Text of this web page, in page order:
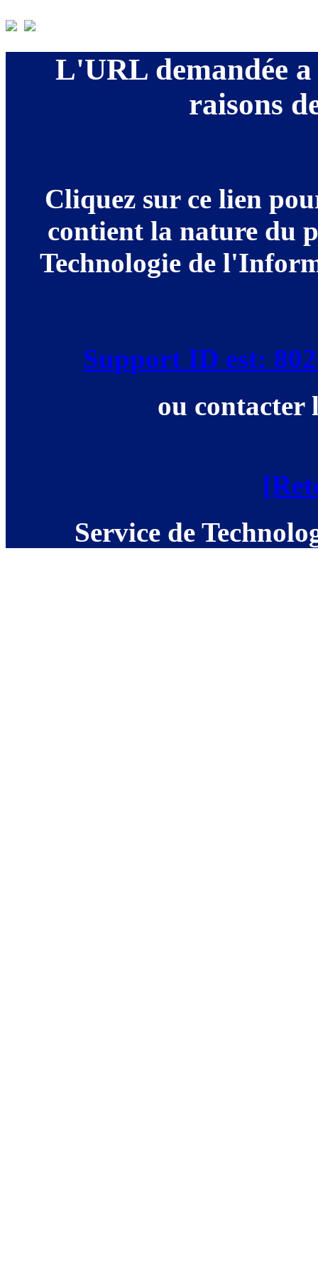
L'URL demandée a
raisons
Cliquez sur ce lien
contient la nature du
Technologie de
Support ID est:
ou contacter
Service de